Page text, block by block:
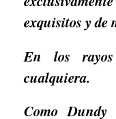
exquisitos y de
En los
cualquiera.
Como